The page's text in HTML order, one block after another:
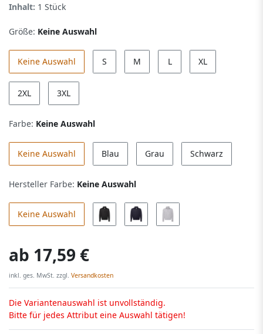
Inhalt: 1 Stück
Größe: Keine Auswahl
Keine Auswahl S M L XL
2XL 3XL
Farbe: Keine Auswahl
Keine Auswahl Blau Grau Schwarz
Hersteller Farbe: Keine Auswahl
Keine Auswahl
ab 17,59 €
inkl. ges. MwSt. zzgl. Versandkosten
Die Variantenauswahl ist unvollständig.
Bitte für jedes Attribut eine Auswahl tätigen!